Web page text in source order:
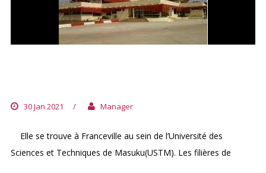
30 Jan 2021 / Manager
Elle se trouve à Franceville au sein de l’Université des
Sciences et Techniques de Masuku(USTM). Les filières de